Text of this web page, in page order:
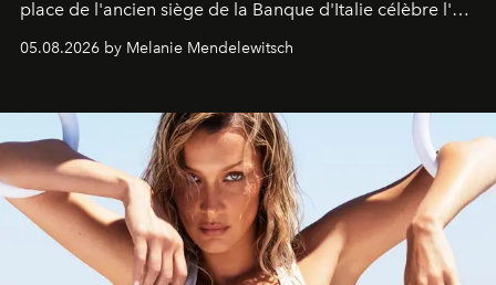
place de l'ancien siège de la Banque d'Italie célèbre l'art
de vivre Romain dans toute son élégance intemporelle.
05.08.2026 by Melanie Mendelewitsch